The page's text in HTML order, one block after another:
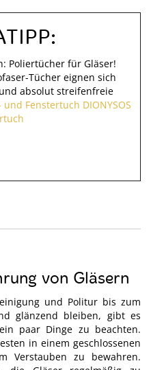
Poliertücher für Gläser!
Tücher eignen sich
absolut streifenfreie
und Fenstertuch DIONYSOS
von Gläsern
und Politur bis zum
glänzend bleiben, gibt es
paar Dinge zu beachten.
in einem geschlossenen
Verstauben zu bewahren.